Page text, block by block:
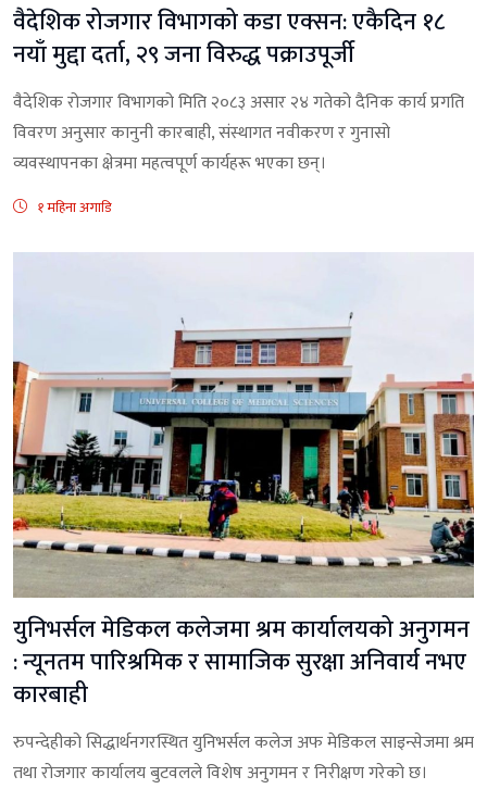
वैदेशिक रोजगार विभागको कडा एक्सन: एकैदिन १८
नयाँ मुद्दा दर्ता, २९ जना विरुद्ध पक्राउपूर्जी
वैदेशिक रोजगार विभागको मिति २०८३ असार २४ गतेको दैनिक कार्य प्रगति
विवरण अनुसार कानुनी कारबाही, संस्थागत नवीकरण र गुनासो
व्यवस्थापनका क्षेत्रमा महत्वपूर्ण कार्यहरू भएका छन्।
१ महिना अगाडि
युनिभर्सल मेडिकल कलेजमा श्रम कार्यालयको अनुगमन
: न्यूनतम पारिश्रमिक र सामाजिक सुरक्षा अनिवार्य नभए
कारबाही
रुपन्देहीको सिद्धार्थनगरस्थित युनिभर्सल कलेज अफ मेडिकल साइन्सेजमा श्रम
तथा रोजगार कार्यालय बुटवलले विशेष अनुगमन र निरीक्षण गरेको छ।